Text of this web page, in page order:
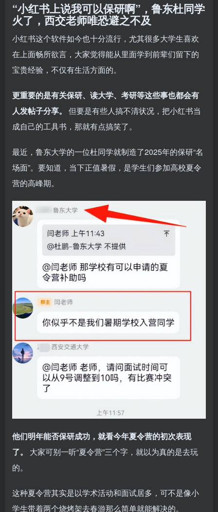
“小红书上说我可以保研啊”，鲁东杜同学
火了，西交老师唯恐避之不及
小红书这个软件如今也十分流行，尤其很多大学生喜欢
在上面畅所欲言，大家觉得能从里面学到前辈们留下的
宝贵经验，不仅有生活方面的。
更重要的是有关保研、读大学、考研等这些事也都会有
人发帖子分享。 但要是有些人搞不清状况，把小红书当
成自己的工具书，那就有点搞笑了。
最近，鲁东大学的一位杜同学就制造了2025年的保研“名
场面”。要知道，当下正值暑假，是学生们参加高校夏令
营的高峰期。
他们明年能否保研成功，就看今年夏令营的初次表现
了。 大家可别一听“夏令营”三个字，就以为真的是去玩
的。
这种夏令营其实是以学术活动和面试居多，可不是像小
学生带着两个烧烤架去春游那么简单就能解决的。